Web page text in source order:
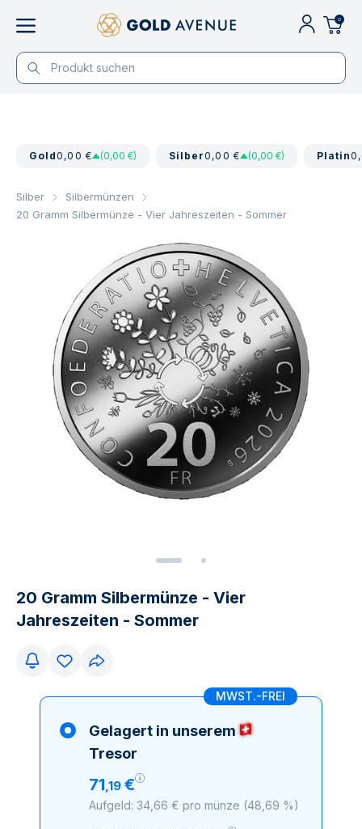
0
Gold0,00 € (0,00 €) Silber0,00 € (0,00 €) Platin
Silber
Silbermünzen
20 Gramm Silbermünze - Vier Jahreszeiten - Sommer
20 Gramm Silbermünze - Vier
Jahreszeiten - Sommer
MWST.-FREI
Gelagert in unserem
Tresor
71,19 €
Aufgeld: 34,66 € pro münze (48,69 %)